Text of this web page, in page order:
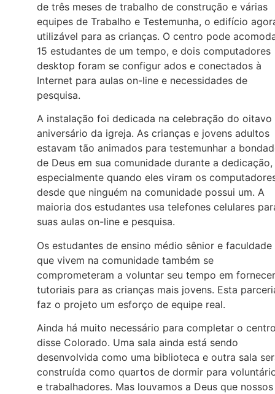
de três meses de trabalho de construção e várias
equipes de Trabalho e Testemunha, o edifício
utilizável para as crianças. O centro pode
15 estudantes de um tempo, e dois computadores
desktop foram se configur ados e conectados à
Internet para aulas on-line e necessidades de
pesquisa.
A instalação foi dedicada na celebração do oitavo
aniversário da igreja. As crianças e jovens adultos
estavam tão animados para testemunhar a
de Deus em sua comunidade durante a dedicação,
especialmente quando eles viram os
desde que ninguém na comunidade possui um. A
maioria dos estudantes usa telefones celulares
suas aulas on-line e pesquisa.
Os estudantes de ensino médio sênior e faculdade
que vivem na comunidade também se
comprometeram a voluntar seu tempo em fornecer
tutoriais para as crianças mais jovens. Esta
faz o projeto um esforço de equipe real.
Ainda há muito necessário para completar o
disse Colorado. Uma sala ainda está sendo
desenvolvida como uma biblioteca e outra sala
construída como quartos de dormir para
e trabalhadores. Mas louvamos a Deus que nossos